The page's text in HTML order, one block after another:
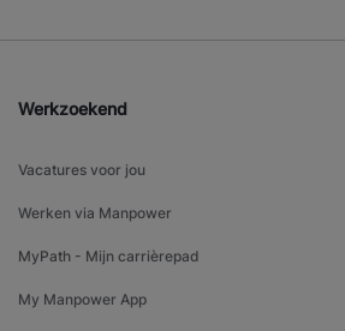
Werkzoekend
Vacatures voor jou
Werken via Manpower
MyPath - Mijn carrièrepad
My Manpower App